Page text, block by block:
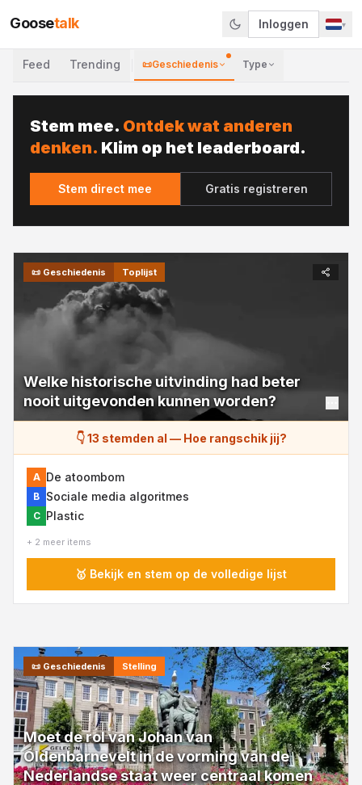
Goosetalk Inloggen ▾
Feed Trending 📜Geschiedenis Type
Stem mee. Ontdek wat anderen
denken. Klim op het leaderboard.
Stem direct mee Gratis registreren
📜 Geschiedenis Toplijst
Welke historische uitvinding had beter
nooit uitgevonden kunnen worden?
👇 13 stemden al — Hoe rangschik jij?
A De atoombom
B Sociale media algoritmes
C Plastic
+ 2 meer items
🥇 Bekijk en stem op de volledige lijst
📜 Geschiedenis Stelling
Moet de rol van Johan van
Oldenbarnevelt in de vorming van de
Nederlandse staat weer centraal komen